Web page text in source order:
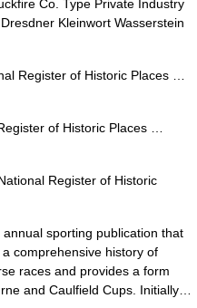
Co. Type Private Industry
Kleinwort Wasserstein
Register of Historic Places …
of Historic Places …
Register of Historic
sporting publication that
comprehensive history of
races and provides a form
and Caulfield Cups. Initially…